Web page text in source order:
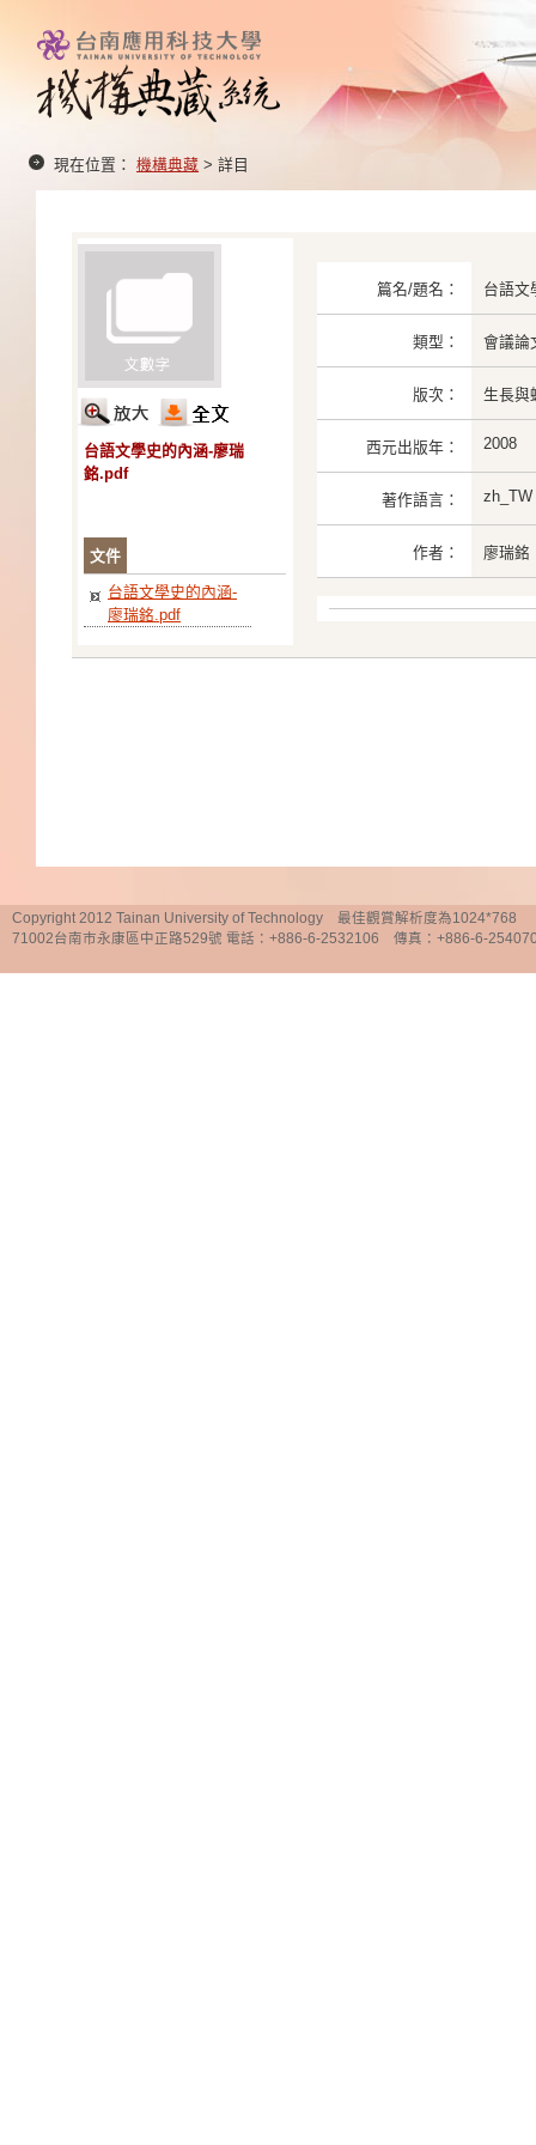
現在位置： 機構典藏 > 詳目
台語文學史的內涵-廖瑞
銘.pdf
文件
台語文學史的內涵-
廖瑞銘.pdf
篇名/題名： 台語文
類型： 會議論
版次： 生長與
西元出版年： 2008
著作語言： zh_TW
作者： 廖瑞銘
Copyright 2012 Tainan University of Technology 最佳觀賞解析度為1024*768
71002台南市永康區中正路529號 電話：+886-6-2532106 傳真：+886-6-